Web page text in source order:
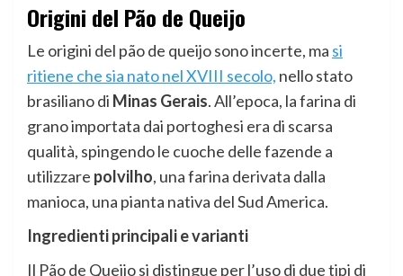
Origini del Pão de Queijo
Le origini del pão de queijo sono incerte, ma si
ritiene che sia nato nel XVIII secolo, nello stato
brasiliano di Minas Gerais. All’epoca, la farina di
grano importata dai portoghesi era di scarsa
qualità, spingendo le cuoche delle fazende a
utilizzare polvilho, una farina derivata dalla
manioca, una pianta nativa del Sud America.
Ingredienti principali e varianti
Il Pão de Queijo si distingue per l’uso di due tipi di